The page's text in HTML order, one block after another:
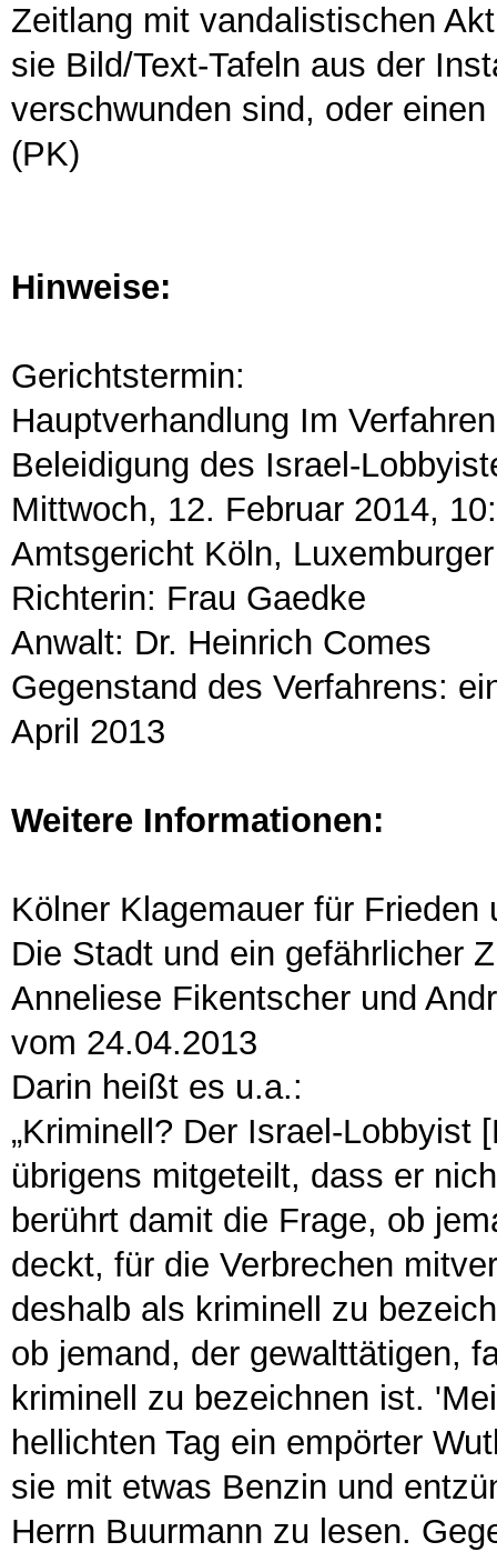
Zeitlang mit vandalistischen
sie Bild/Text-Tafeln aus der
verschwunden sind, oder
(PK)
Hinweise:
Gerichtstermin:
Hauptverhandlung Im
Beleidigung des Israel-
Mittwoch, 12. Februar 2014,
Amtsgericht Köln,
Richterin: Frau Gaedke
Anwalt: Dr. Heinrich Comes
Gegenstand des Verfahrens:
April 2013
Weitere Informationen:
Kölner Klagemauer für Frieden
Die Stadt und ein gefährlicher
Anneliese Fikentscher und
vom 24.04.2013
Darin heißt es u.a.:
„Kriminell? Der Israel-Lobbyist
übrigens mitgeteilt, dass er
berührt damit die Frage, ob
deckt, für die Verbrechen
deshalb als kriminell zu
ob jemand, der gewalttätigen,
kriminell zu bezeichnen ist.
hellichten Tag ein empörter
sie mit etwas Benzin und
Herrn Buurmann zu lesen.